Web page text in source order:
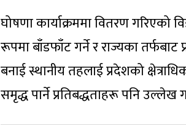
घोषणा कार्याक्रममा वितरण गरिएको
रूपमा बाँडफाँट गर्ने र राज्यका
बनाई स्थानीय तहलाई प्रदेशको
समृद्ध पार्ने प्रतिबद्धताहरू पनि उल्लेख